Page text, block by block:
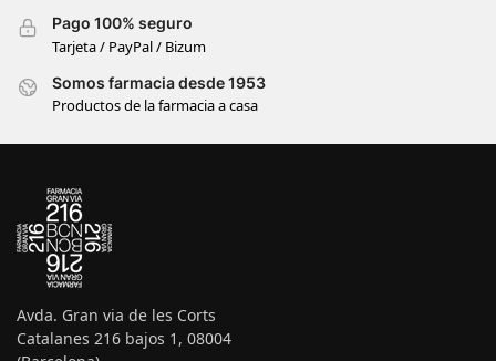
Pago 100% seguro
Tarjeta / PayPal / Bizum
Somos farmacia desde 1953
Productos de la farmacia a casa
Avda. Gran via de les Corts
Catalanes 216 bajos 1, 08004